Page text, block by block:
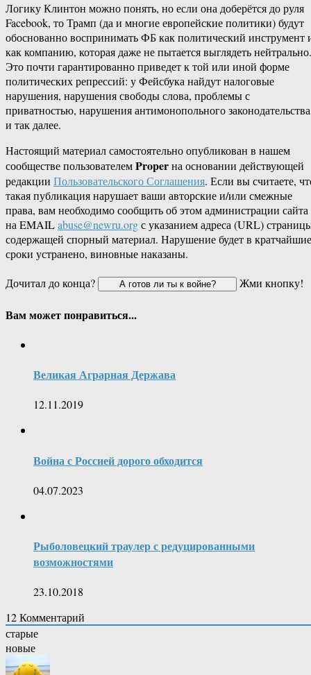
Логику Клинтон можно понять, но если она доберётся до руля
Facebook, то Трамп (да и многие европейские политики) будут
обоснованно воспринимать ФБ как политический инструмент
как компанию, которая даже не пытается выглядеть нейтрально.
Это почти гарантированно приведет к той или иной форме
политических репрессий: у Фейсбука найдут налоговые
нарушения, нарушения свободы слова, проблемы с
приватностью, нарушения антимонопольного законодательства
и так далее.
Настоящий материал самостоятельно опубликован в нашем
сообществе пользователемProperна основании действующей
редакции Пользовательского Соглашения. Если вы считаете,
такая публикация нарушает ваши авторские и/или смежные
права, вам необходимо сообщить об этом администрации сайта
на EMAILabuse@newru.orgс указанием адреса (URL)
содержащей спорный материал. Нарушение будет в кратчайшие
сроки устранено, виновные наказаны.
Дочитал до конца?
Жми кнопку!
Вам может понравиться...
Великая Аграрная Держава
12.11.2019
Война с Россией дорого обходится
04.07.2023
Рыболовецкий траулер с редуцированными
возможностями
23.10.2018
12Комментарий
старые
новые